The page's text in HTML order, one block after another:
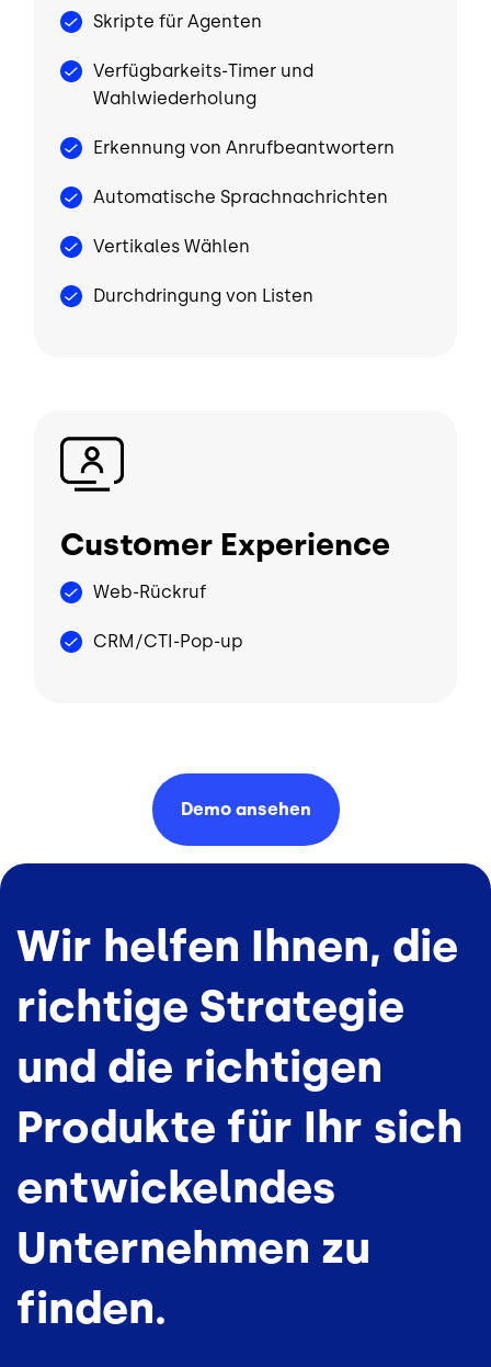
Skripte für Agenten
Verfügbarkeits-Timer und
Wahlwiederholung
Erkennung von Anrufbeantwortern
Automatische Sprachnachrichten
Vertikales Wählen
Durchdringung von Listen
Bild
Customer Experience
Web-Rückruf
CRM/CTI-Pop-up
Demo ansehen
Wir helfen Ihnen, die
richtige Strategie
und die richtigen
Produkte für Ihr sich
entwickelndes
Unternehmen zu
finden.